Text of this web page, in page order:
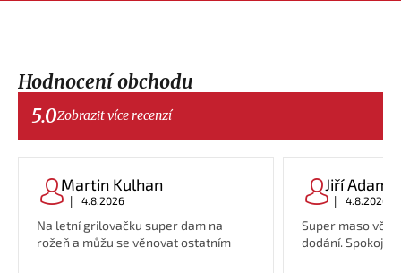
Hodnocení obchodu
5.0Zobrazit více recenzí
Martin Kulhan
| 4.8.2026
Na letní grilovačku super dam na
rožeň a můžu se věnovat ostatním
Jiří
| 4.8.2026
Super maso
dodání.